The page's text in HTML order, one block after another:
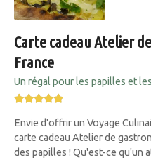
Carte cadeau Atelier
France
Un régal pour les papilles et
Envie d'offrir un Voyage
carte cadeau Atelier de
des papilles ! Qu'est-ce qu'un